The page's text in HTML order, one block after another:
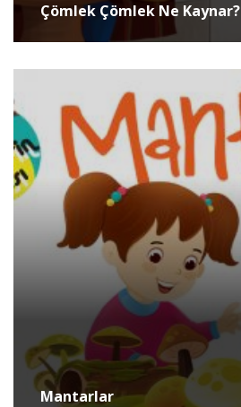
Çömlek Çömlek Ne Kaynar?
Mantarlar